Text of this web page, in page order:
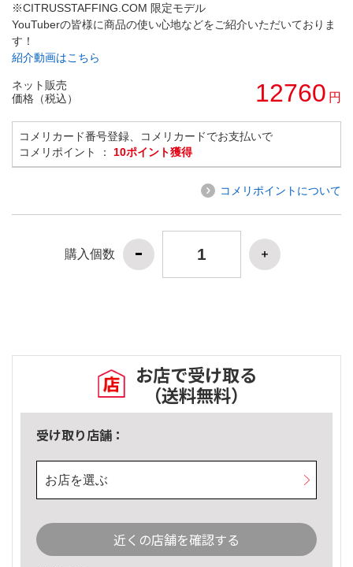
※CITRUSSTAFFING.COM 限定モデル
YouTuberの皆様に商品の使い心地などをご紹介いただいておりま
す！
紹介動画はこちら
ネット販売
価格（税込）
12760 円
コメリカード番号登録、コメリカードでお支払いで
コメリポイント ： 10ポイント獲得
コメリポイントについて
購入個数
お店で受け取る
（送料無料）
受け取り店舗：
お店を選ぶ
近くの店舗を確認する